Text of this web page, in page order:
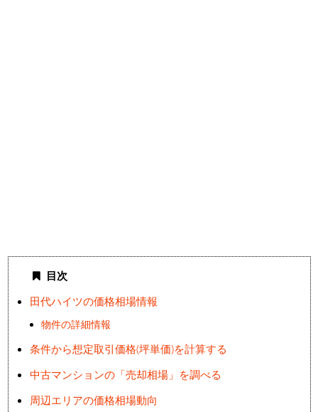
目次
田代ハイツの価格相場情報
物件の詳細情報
条件から想定取引価格(坪単価)を計算する
中古マンションの「売却相場」を調べる
周辺エリアの価格相場動向